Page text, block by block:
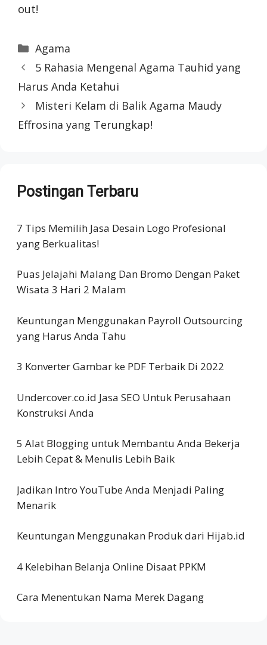
out!
Categories
Agama
5 Rahasia Mengenal Agama Tauhid yang
Harus Anda Ketahui
Misteri Kelam di Balik Agama Maudy
Effrosina yang Terungkap!
Postingan Terbaru
7 Tips Memilih Jasa Desain Logo Profesional
yang Berkualitas!
Puas Jelajahi Malang Dan Bromo Dengan Paket
Wisata 3 Hari 2 Malam
Keuntungan Menggunakan Payroll Outsourcing
yang Harus Anda Tahu
3 Konverter Gambar ke PDF Terbaik Di 2022
Undercover.co.id Jasa SEO Untuk Perusahaan
Konstruksi Anda
5 Alat Blogging untuk Membantu Anda Bekerja
Lebih Cepat & Menulis Lebih Baik
Jadikan Intro YouTube Anda Menjadi Paling
Menarik
Keuntungan Menggunakan Produk dari Hijab.id
4 Kelebihan Belanja Online Disaat PPKM
Cara Menentukan Nama Merek Dagang